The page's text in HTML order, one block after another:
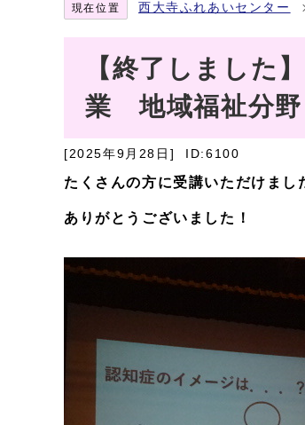
現在位置 西大寺ふれあいセンター
【終了しました
業 地域福祉分
[2025年9月28日] ID:6100
たくさんの方に受講いただけまし
ありがとうございました！